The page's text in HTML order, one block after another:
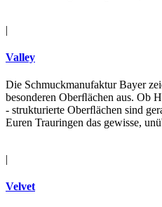
|
Valley
Die Schmuckmanufaktur Bayer
besonderen Oberﬂächen aus. Ob
- strukturierte Oberﬂächen sind
Euren Trauringen das gewisse,
|
Velvet